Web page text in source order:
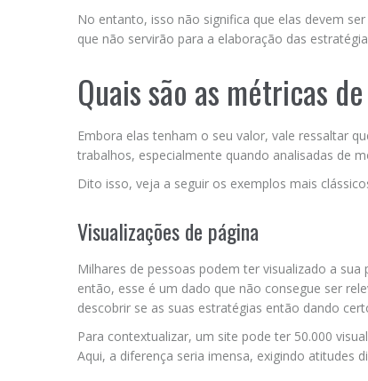
No entanto, isso não significa que elas devem
que não servirão para a elaboração das
Quais são as métricas
Embora elas tenham o seu valor, vale ressaltar
trabalhos, especialmente quando analisadas de
Dito isso, veja a seguir os exemplos mais
Visualizações de página
Milhares de pessoas podem ter visualizado a
então, esse é um dado que não consegue ser
descobrir se as suas estratégias então dando
Para contextualizar, um site pode ter 50.000
Aqui, a diferença seria imensa, exigindo atitudes